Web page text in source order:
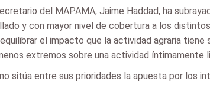
del MAPAMA, Jaime Haddad, ha
y con mayor nivel de cobertura a los
el impacto que la actividad agraria
extremos sobre una actividad íntimamente
sitúa entre sus prioridades la apuesta por los